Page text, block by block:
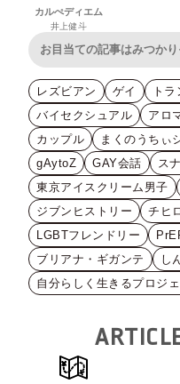
カルぺディエム
井上健斗
レズビアン ゲイ
ト
バイセクシュアル
アロ
カップル
まくのうちぃ
gAytoZ
GAY会話 ス
東京アイスクリーム男子
ジブンヒストリー
チヒ
LGBTフレンドリー
ブリアナ・ギガンテ
し
自分らしく生きるプロジ